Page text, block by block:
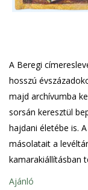
A Beregi
hosszú
majd archívumba
sorsán keresztül
hajdani életébe is.
másolatait a
kamarakiállításban
Ajánló